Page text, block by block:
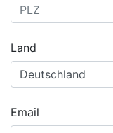
Land
Email